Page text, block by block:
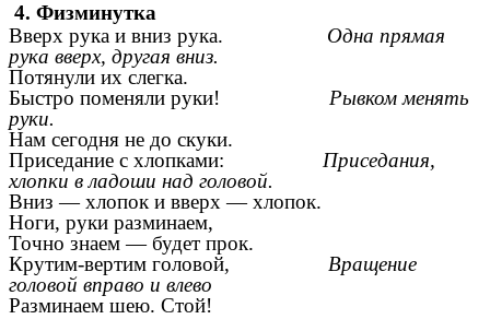
4. Физминутка
Вверх рука и вниз рука. Одна прямая
рука вверх, другая вниз.
Потянули их слегка.
Быстро поменяли руки! Рывком менять
руки.
Нам сегодня не до скуки.
Приседание с хлопками: Приседания,
хлопки в ладоши над головой.
Вниз — хлопок и вверх — хлопок.
Ноги, руки разминаем,
Точно знаем — будет прок.
Крутим-вертим головой, Вращение
головой вправо и влево
Разминаем шею. Стой!